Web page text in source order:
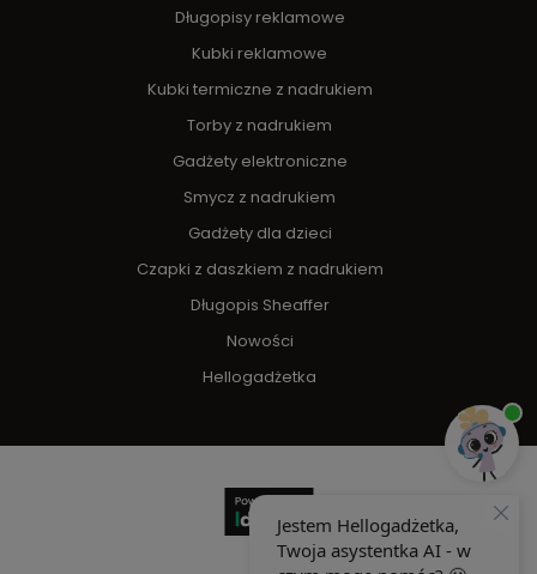
Długopisy reklamowe
Kubki reklamowe
Kubki termiczne z nadrukiem
Torby z nadrukiem
Gadżety elektroniczne
Smycz z nadrukiem
Gadżety dla dzieci
Czapki z daszkiem z nadrukiem
Długopis Sheaffer
Nowości
Hellogadżetka